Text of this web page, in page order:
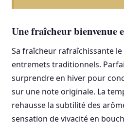
Une fraîcheur bienvenue
Sa fraîcheur rafraîchissante
entremets traditionnels.
surprendre en hiver pour
sur une note originale. La
rehausse la subtilité des
sensation de vivacité en